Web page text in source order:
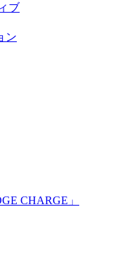
ブ
ン
CHARGE」